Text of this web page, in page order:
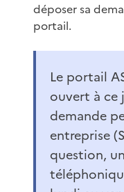
déposer sa
portail.
Le portail
ouvert à ce
demande
entreprise
question,